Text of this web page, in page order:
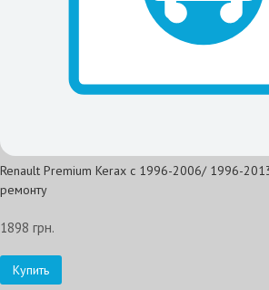
Renault Premium Kerax с 1996-2006/ 1996-
ремонту
1898 грн.
Купить